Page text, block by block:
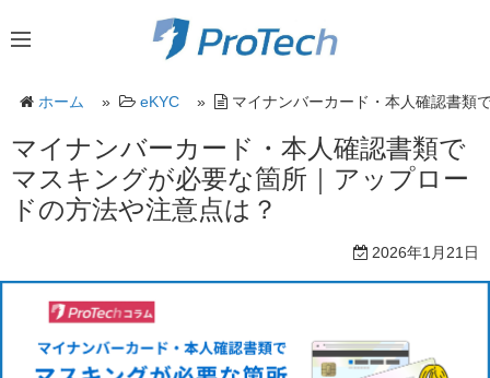
ホーム » eKYC » マイナンバーカード・本人確認書類
マイナンバーカード・本人確認書類で
マスキングが必要な箇所｜アップロー
ドの方法や注意点は？
2026年1月21日